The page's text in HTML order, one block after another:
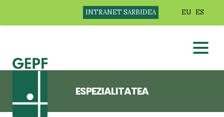
INTRANET SARBIDEA EU ES
ESPEZIALITATEA